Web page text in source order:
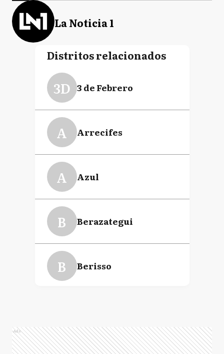
La Noticia 1
Distritos relacionados
3D 3 de Febrero
A Arrecifes
A Azul
B Berazategui
B Berisso
Ads